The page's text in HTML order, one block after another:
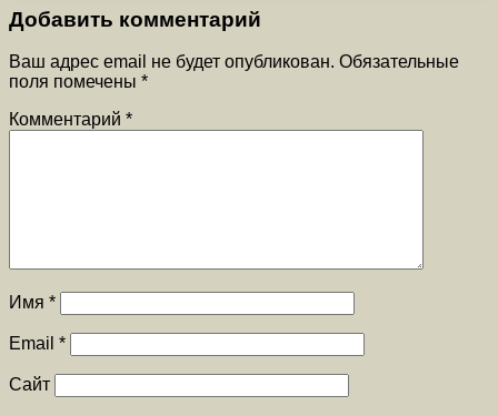
Добавить комментарий
Ваш адрес email не будет опубликован. Обязательные
поля помечены *
Комментарий *
Имя *
Email *
Сайт